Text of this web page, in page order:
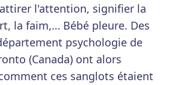
l'attention, signifier la
la faim,… Bébé pleure. Des
psychologie de
(Canada) ont alors
ces sanglots étaient